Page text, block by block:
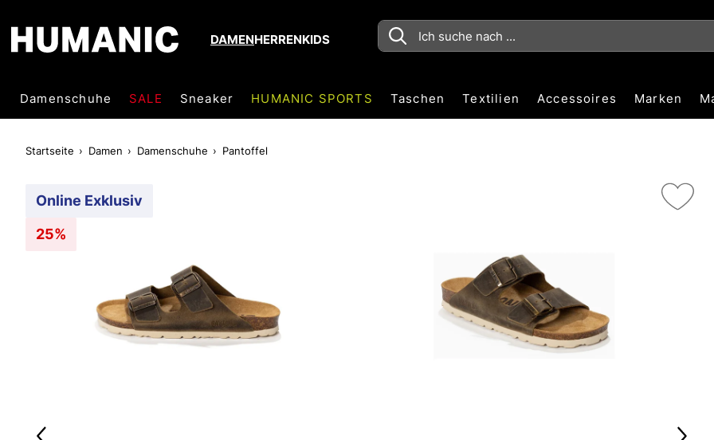
DAMENHERRENKIDS
Damenschuhe SALE Sneaker HUMANIC SPORTS Taschen Textilien Accessoires Marken
Startseite Damen Damenschuhe Pantoffel
Online Exklusiv
25%